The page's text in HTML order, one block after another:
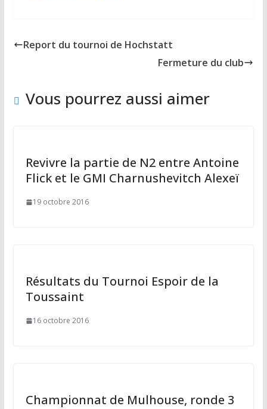
b
k
d l g
Report du tournoi de Hochstatt
Fermeture du club
Vous pourrez aussi aimer
Revivre la partie de N2 entre Antoine
Flick et le GMI Charnushevitch Alexeï
19 octobre 2016
Résultats du Tournoi Espoir de la
Toussaint
16 octobre 2016
Championnat de Mulhouse, ronde 3